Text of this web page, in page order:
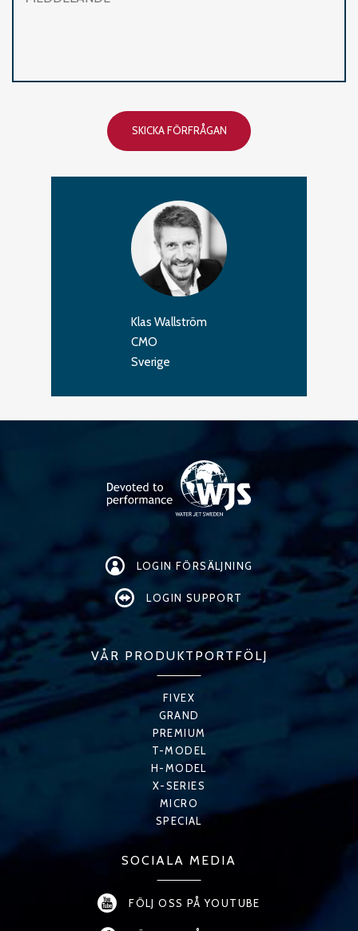
Klas Wallström
CMO
Sverige
SKICKA FÖRFRÅGAN
LOGIN FÖRSÄLJNING
LOGIN SUPPORT
VÅR PRODUKTPORTFÖLJ
FIVEX
GRAND
PREMIUM
T-MODEL
H-MODEL
X-SERIES
MICRO
SPECIAL
SOCIALA MEDIA
FÖLJ OSS PÅ YOUTUBE